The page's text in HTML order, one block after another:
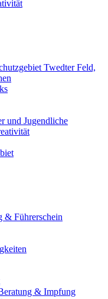
Twedter Feld,
und Jugendliche
& Führerschein
& Impfung